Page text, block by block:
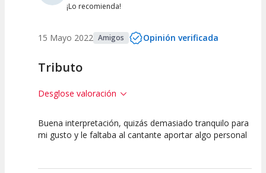
¡Lo recomienda!
15 Mayo 2022 Amigos Opinión verificada
Tributo
Desglose valoración
7.5 7.5 5
Buena interpretación, quizás demasiado tranquilo para
mi gusto y le faltaba al cantante aportar algo personal